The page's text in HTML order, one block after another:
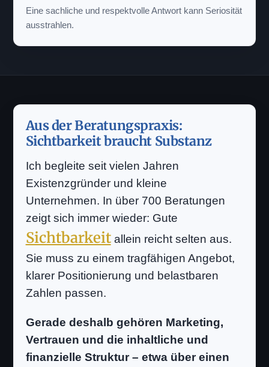
Eine sachliche und respektvolle Antwort kann Seriosität
ausstrahlen.
Aus der Beratungspraxis:
Sichtbarkeit braucht Substanz
Ich begleite seit vielen Jahren
Existenzgründer und kleine
Unternehmen. In über 700 Beratungen
zeigt sich immer wieder: Gute
Sichtbarkeitallein reicht selten aus.
Sie muss zu einem tragfähigen Angebot,
klarer Positionierung und belastbaren
Zahlen passen.
Gerade deshalb gehören Marketing,
Vertrauen und die inhaltliche und
finanzielle Struktur – etwa über einen